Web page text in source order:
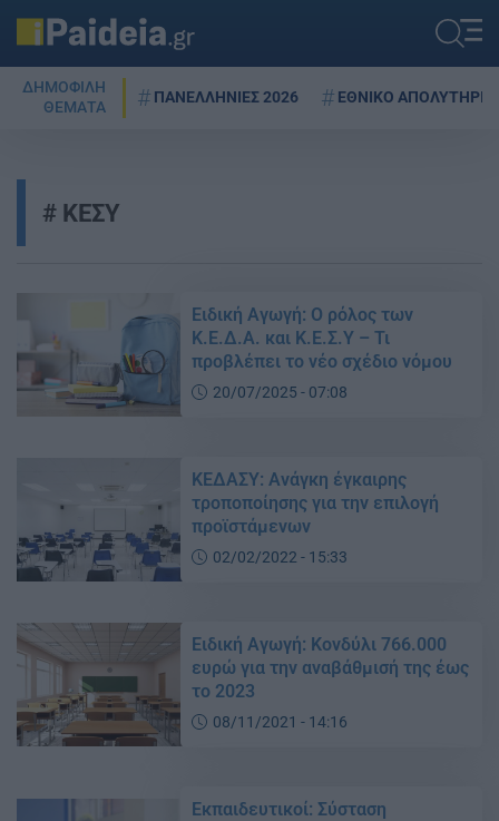
ΔΗΜΟΦΙΛΗ
ΘΕΜΑΤΑ
ΠΑΝΕΛΛΗΝΙΕΣ 2026 ΕΘΝΙΚΟ ΑΠΟΛΥΤΗΡΙΟ
ΚΕΣΥ
Ειδική Αγωγή: Ο ρόλος των
Κ.Ε.Δ.Α. και Κ.Ε.Σ.Υ – Τι
προβλέπει το νέο σχέδιο νόμου
20/07/2025 - 07:08
ΚΕΔΑΣΥ: Ανάγκη έγκαιρης
τροποποίησης για την επιλογή
προϊστάμενων
02/02/2022 - 15:33
Ειδική Αγωγή: Κονδύλι 766.000
ευρώ για την αναβάθμισή της έως
το 2023
08/11/2021 - 14:16
Εκπαιδευτικοί: Σύσταση